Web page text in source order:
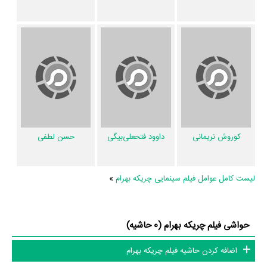
منظومیک صفحه اختصاصی دارند.
اطلاعات فیلم چریکه بهرام
تاکنون در بخش‌های گالری عکس و پوستر فیلم چریکه بهرام، ویدئو و تیزر فیلم
فیلم چریکه بهرام و نقد فیلم چریکه بهرام هنوز موردی ثبت نشده است. قطعا ما
کامل و کامل‌تر کنیم.
کوروش نریمانی داوود فتحعلی‌بیگی حسن لطفی
لیست کامل عوامل فیلم سینمایی چریکه بهرام»
حواشی فیلم چریکه بهرام (0 حاشیه)
اضافه کردن حاشیه فیلم چریکه بهرام